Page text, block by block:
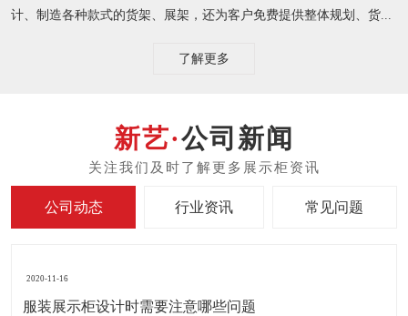
计、制造各种款式的货架、展架，还为客户免费提供整体规划、货...
了解更多
公司新闻
公司动态 行业资讯 常见问题